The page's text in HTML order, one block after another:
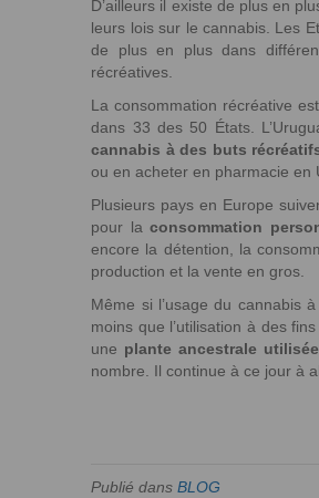
D’ailleurs il existe de plus en
leurs lois sur le cannabis. Les
de plus en plus dans
récréatives.
La consommation récréative
dans 33 des 50 États.
cannabis à des buts
ou en acheter en pharmacie en
Plusieurs pays en Europe
pour laconsommation
encore la détention, la
production et la vente en gros.
Même si l’usage du cannabis
moins que l’utilisation à des
une plante ancestrale
nombre. Il continue à ce jour à
Publié dansBLOG